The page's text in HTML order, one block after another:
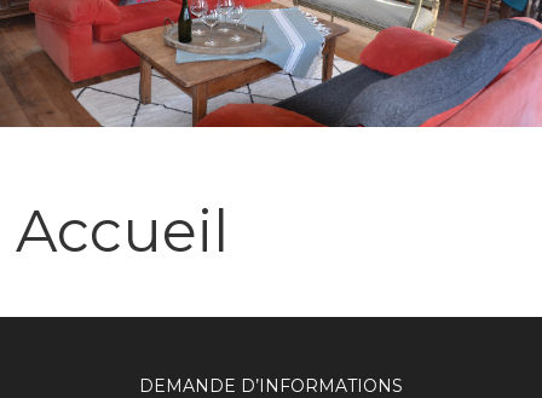
Accueil
DEMANDE D’INFORMATIONS